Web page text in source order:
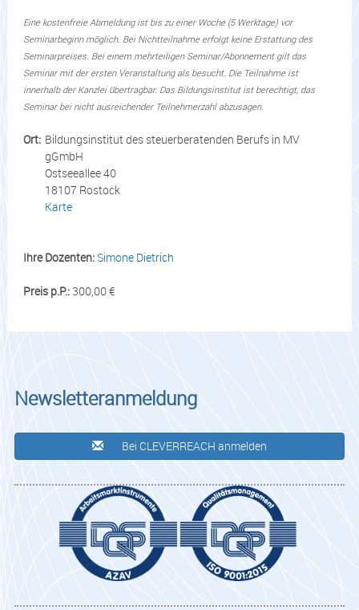
Eine kostenfreie Abmeldung ist bis zu einer Woche (5 Werktage) vor
Seminarbeginn möglich. Bei Nichtteilnahme erfolgt keine Erstattung des
Seminarpreises. Bei einem mehrteiligen Seminar/Abonnement gilt das
Seminar mit der ersten Veranstaltung als besucht. Die Teilnahme ist
innerhalb der Kanzlei übertragbar. Das Bildungsinstitut ist berechtigt, das
Seminar bei nicht ausreichender Teilnehmerzahl abzusagen.
Ort: Bildungsinstitut des steuerberatenden Berufs in MV
gGmbH
Ostseeallee 40
18107 Rostock
Karte
Ihre Dozenten: Simone Dietrich
Preis p.P.:300,00 €
Newsletteranmeldung
Bei CLEVERREACH anmelden